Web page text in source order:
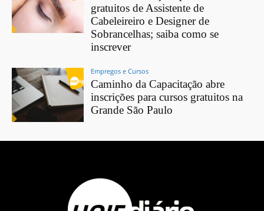
gratuitos de Assistente de
Cabeleireiro e Designer de
Sobrancelhas; saiba como se
inscrever
Empregos e Cursos
Caminho da Capacitação abre
inscrições para cursos gratuitos na
Grande São Paulo